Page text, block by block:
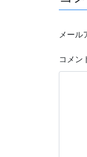
メール
コメン